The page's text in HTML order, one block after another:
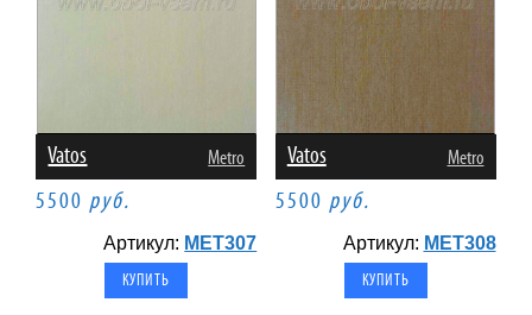
Vatos Metro
5500 руб.
Артикул: MET307
Vatos Metro
5500 руб.
Артикул: MET308